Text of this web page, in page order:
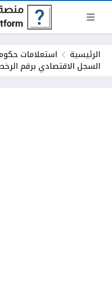
الرئيسية استعلامات
السجل الاقتصادي برقم